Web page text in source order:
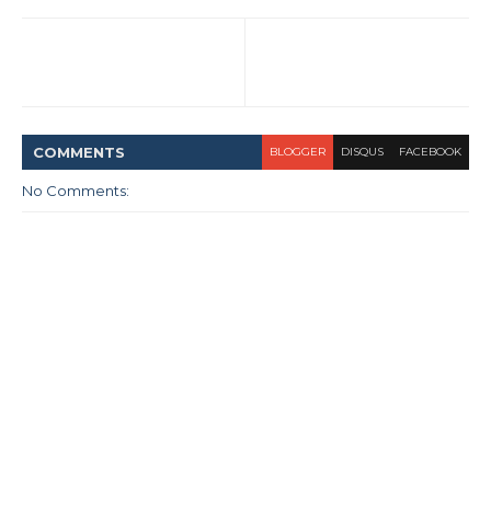
COMMENTS BLOGGER DISQUS FACEBOOK
No Comments: